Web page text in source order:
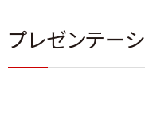
プレゼンテー